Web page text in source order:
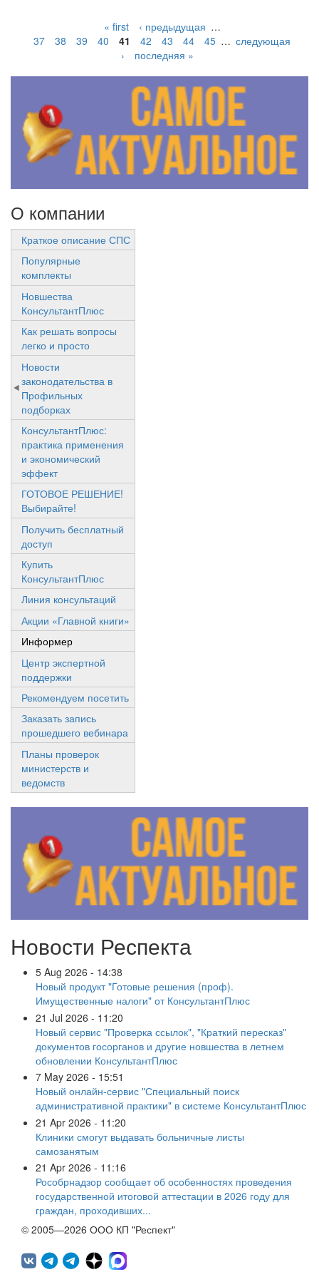
« first ‹ предыдущая …
37
38 39 40 41 42 43 44 45 … следующая
›
последняя »
О компании
Краткое описание СПС
Популярные
комплекты
Новшества
КонсультантПлюс
Как решать вопросы
легко и просто
Новости
законодательства в
Профильных
подборках
КонсультантПлюс:
практика применения
и экономический
эффект
ГОТОВОЕ РЕШЕНИЕ!
Выбирайте!
Получить бесплатный
доступ
Купить
КонсультантПлюс
Линия консультаций
Акции «Главной книги»
Информер
Центр экспертной
поддержки
Рекомендуем посетить
Заказать запись
прошедшего вебинара
Планы проверок
министерств и
ведомств
Новости Респекта
5 Aug 2026 - 14:38
Новый продукт "Готовые решения (проф).
Имущественные налоги" от КонсультантПлюс
21 Jul 2026 - 11:20
Новый сервис "Проверка ссылок", "Краткий пересказ"
документов госорганов и другие новшества в летнем
обновлении КонсультантПлюс
7 May 2026 - 15:51
Новый онлайн-сервис "Специальный поиск
административной практики" в системе КонсультантПлюс
21 Apr 2026 - 11:20
Клиники смогут выдавать больничные листы
самозанятым
21 Apr 2026 - 11:16
Рособрнадзор сообщает об особенностях проведения
государственной итоговой аттестации в 2026 году для
граждан, проходивших...
© 2005—2026 ООО КП "Респект"